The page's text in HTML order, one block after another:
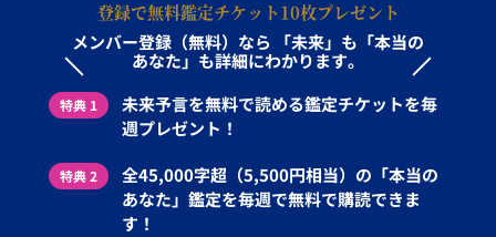
登録で無料鑑定チケット10枚プレゼント
メンバー登録（無料）なら
「未来」も「本当の
あなた」も詳細にわかります。
特典 1
未来予言を無料で読める鑑定チケットを毎
週プレゼント！
特典 2
全45,000字超（5,500円相当）の「本当の
あなた」鑑定を毎週で無料で購読できま
す！